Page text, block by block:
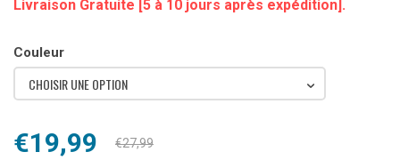
Livraison Gratuite [5 à 10 jours après expédition].
Couleur
CHOISIR UNE OPTION
€27,99
Le
€19,99
Le